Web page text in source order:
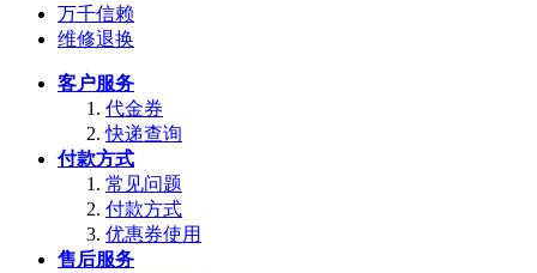
万千信赖
维修退换
客户服务
代金券
快递查询
付款方式
常见问题
付款方式
优惠券使用
售后服务